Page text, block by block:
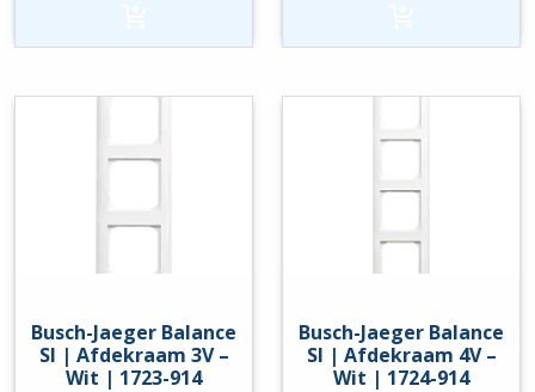
Afdekraam
Wit
1721-
914
Afdekraam
Wit
1722-
hoeveelheid
Busch-Jaeger Balance
SI | Afdekraam 3V –
Wit | 1723-914
Busch-Jaeger Balance
SI | Afdekraam 4V –
Wit | 1724-914